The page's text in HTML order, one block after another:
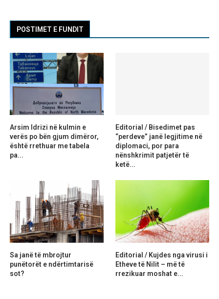
POSTIMET E FUNDIT
Arsim Idrizi në kulmin e
verës po bën gjum dimëror,
është rrethuar me tabela
pa...
Editorial / Bisedimet pas
“perdeve” janë legjitime në
diplomaci, por para
nënshkrimit patjetër të
ketë...
Sa janë të mbrojtur
punëtorët e ndërtimtarisë
sot?
Editorial / Kujdes nga virusi i
Etheve të Nilit – më të
rrezikuar moshat e...